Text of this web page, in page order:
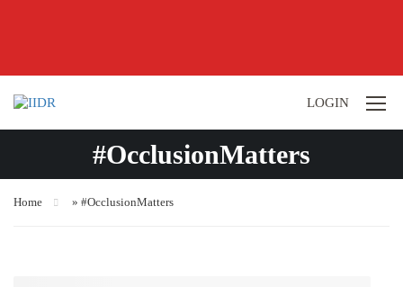
LOGIN
#OcclusionMatters
Home » #OcclusionMatters